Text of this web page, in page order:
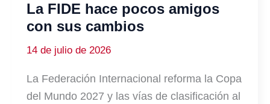
La FIDE hace pocos amigos
con sus cambios
14 de julio de 2026
La Federación Internacional reforma la Copa
del Mundo 2027 y las vías de clasificación al